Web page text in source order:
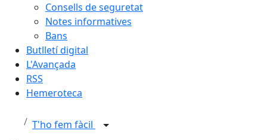
Consells de seguretat
Notes informatives
Bans
Butlletí digital
L'Avançada
RSS
Hemeroteca
T'ho fem fàcil